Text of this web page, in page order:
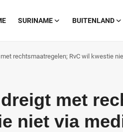
SURINAME BUITENLAND
rechtsmaatregelen; RvC wil kwestie
met
niet via